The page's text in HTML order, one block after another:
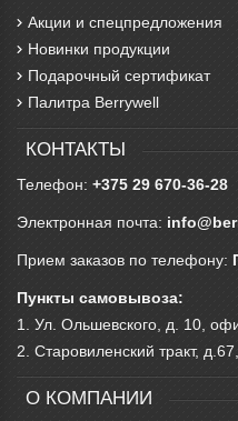
Акции и спецпредложения
Новинки продукции
Подарочный сертификат
Палитра Berrywell
КОНТАКТЫ
Телефон: +375 29 670-36-28
Электронная почта:
Прием заказов по телефону:
Пункты самовывоза:
1. Ул. Ольшевского, д. 10,
2. Старовиленский тракт,
О КОМПАНИИ